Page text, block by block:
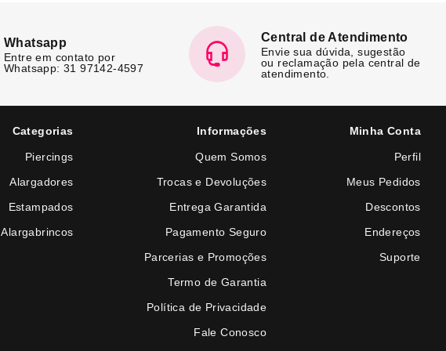
Whatsapp
Entre em contato por
Whatsapp: 31 97142-4597
Central de Atendimento
Envie sua dúvida, sugestão
ou reclamação pela central de
atendimento.
Categorias
Piercings
Alargadores
Estampados
Alargabrincos
Informações
Quem Somos
Trocas e Devoluções
Entrega Garantida
Pagamento Seguro
Parcerias e Promoções
Termo de Garantia
Política de Privacidade
Fale Conosco
Minha Conta
Perfil
Meus Pedidos
Descontos
Endereços
Suporte